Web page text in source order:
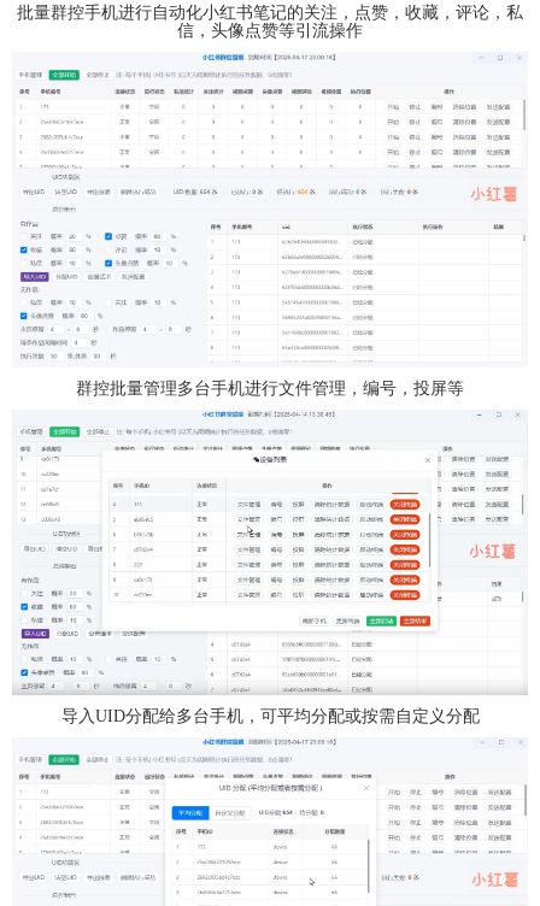
批量群控手机进行自动化小红书笔记的关注，点赞，收藏，评论，私
信，头像点赞等引流操作
群控批量管理多台手机进行文件管理，编号，投屏等
导入UID分配给多台手机，可平均分配或按需自定义分配